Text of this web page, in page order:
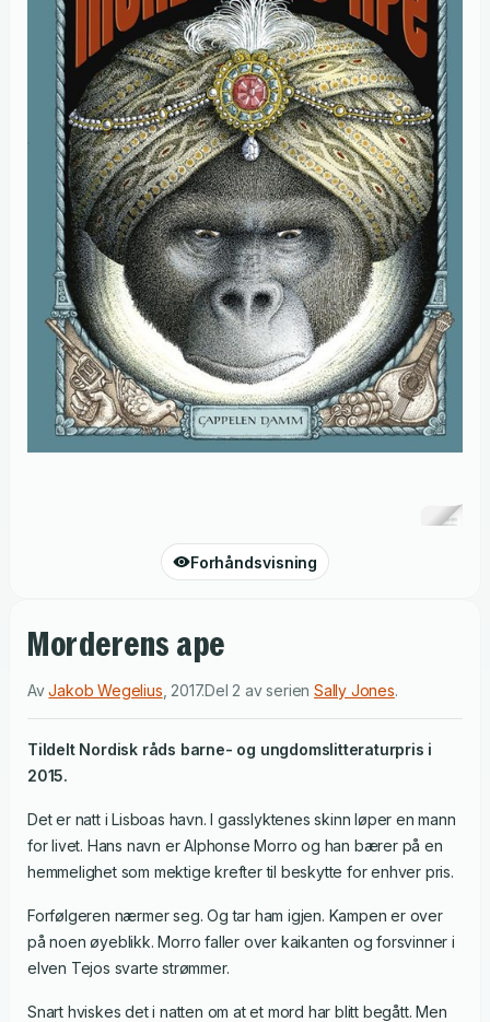
Forhåndsvisning
Morderens ape
AvJakob Wegelius 2017.Del 2 av serienSally Jones.
Tildelt Nordisk råds barne- og ungdomslitteraturpris i
2015.
Det er natt i Lisboas havn. I gasslyktenes skinn løper en mann
for livet. Hans navn er Alphonse Morro og han bærer på en
hemmelighet som mektige krefter til beskytte for enhver pris.
Forfølgeren nærmer seg. Og tar ham igjen. Kampen er over
på noen øyeblikk. Morro faller over kaikanten og forsvinner i
elven Tejos svarte strømmer.
Snart hviskes det i natten om at et mord har blitt begått. Men